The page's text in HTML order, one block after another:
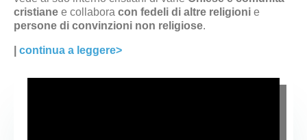
cristiane e collabora con fedeli di altre religioni e
persone di convinzioni non religiose.
continua a leggere>